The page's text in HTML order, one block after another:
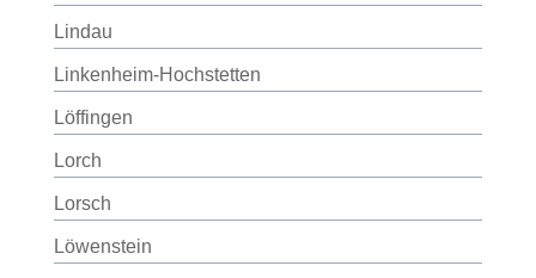
Lindau
Linkenheim-Hochstetten
Löffingen
Lorch
Lorsch
Löwenstein